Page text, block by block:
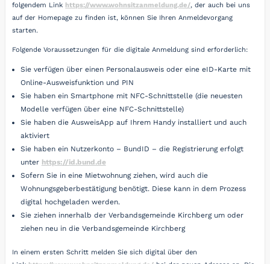
folgendem Link https://www.wohnsitzanmeldung.de/, der auch bei uns
auf der Homepage zu finden ist, können Sie Ihren Anmeldevorgang
starten.
Folgende Voraussetzungen für die digitale Anmeldung sind erforderlich:
Sie verfügen über einen Personalausweis oder eine eID-Karte mit
Online-Ausweisfunktion und PIN
Sie haben ein Smartphone mit NFC-Schnittstelle (die neuesten
Modelle verfügen über eine NFC-Schnittstelle)
Sie haben die AusweisApp auf Ihrem Handy installiert und auch
aktiviert
Sie haben ein Nutzerkonto – BundID – die Registrierung erfolgt
unter https://id.bund.de
Sofern Sie in eine Mietwohnung ziehen, wird auch die
Wohnungsgeberbestätigung benötigt. Diese kann in dem Prozess
digital hochgeladen werden.
Sie ziehen innerhalb der Verbandsgemeinde Kirchberg um oder
ziehen neu in die Verbandsgemeinde Kirchberg
In einem ersten Schritt melden Sie sich digital über den